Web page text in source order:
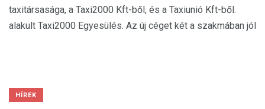
taxitársasága, a Taxi2000 Kft-ből, és a Taxiunió Kft-ből.
alakult Taxi2000 Egyesülés. Az új céget két a szakmában jól
HÍREK